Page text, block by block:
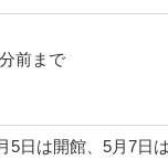
ビスム、表現主
いったクレーと
、他作家の作品
レーの独自性に
などにも焦点を
前まで
5日は開館、5月7日は